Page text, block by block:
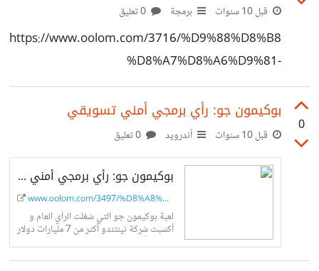
قبل 10 سنوات برمجة
https://www.oolom.com/3716/%D9%88%D8%B8
%D8%A7%D8%A6%D9%81-
%D8%AD%D9%82%D9%8A%D9%82%D9%8A%D
8%A9-
%D9%85%D8%AD%D8%AA%D9%85%D9%84%D
8%A9-
%D9%84%D9%84%D8%AD%D8%A7%D8%B3%D
9%88%D8%A8-%D9%88-
%D8%A7%D9%84%D8%A8%D8%B1%D9%85%D
8%AC%D8%A9/
0
بوكيمون جو: رأي برمجي أمني تسويقي
قبل 10 سنوات أندرويد
بوكيمون جو: رأي برمجي أمني تسويقي
www.oolom.com/3497/%D8%A8%D9%8...
لعبة بوكيمون جو التي شغلت الرأي العام و
أكسبت شركة نينتندو أكثر من 7 مليارات دولار
تحت الرأي البرمجي و الأمني و التسويقي. ما